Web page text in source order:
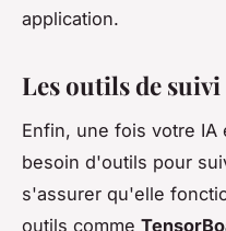
application.
Les outils de
Enfin, une fois votre
besoin d'outils pour
s'assurer qu'elle
outils comme